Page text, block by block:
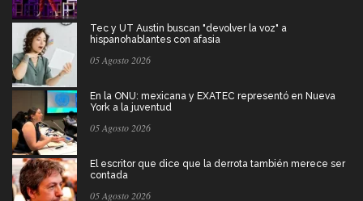
Tec y UT Austin buscan "devolver la voz" a
hispanohablantes con afasia
05 Agosto 2026
En la ONU: mexicana y EXATEC representó en Nueva
York a la juventud
05 Agosto 2026
El escritor que dice que la derrota también merece ser
contada
05 Agosto 2026